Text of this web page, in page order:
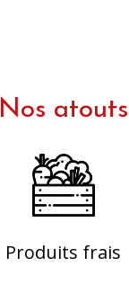
Nos atouts
Produits frais